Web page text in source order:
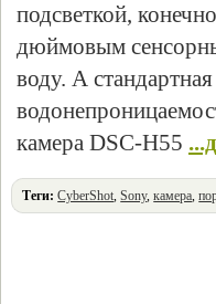
подсветкой,
дюймовым
воду. А
камера DSC-H55
Теги: CyberShot,Sony,камера,